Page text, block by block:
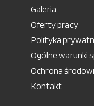
Galeria
Oferty pracy
Polityka
Ogólne warunki
Ochrona
Kontakt